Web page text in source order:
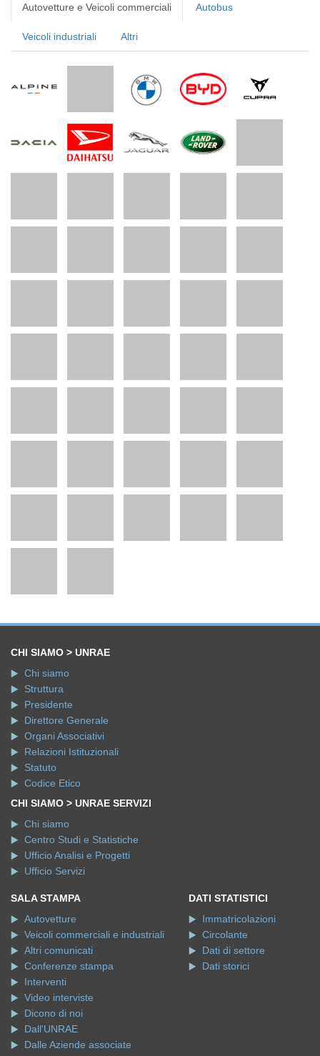
Autovetture e Veicoli commerciali Autobus
Veicoli industriali Altri
Struttura
Presidente
Direttore Generale
Organi Associativi
Relazioni Istituzionali
Statuto
Codice Etico
Centro Studi e Statistiche
Ufficio Analisi e Progetti
Ufficio Servizi
Veicoli commerciali e industriali
Altri comunicati
Conferenze stampa
Interventi
Video interviste
Dicono di noi
Dall'UNRAE
Dalle Aziende associate
Circolante
Dati di settore
Dati storici